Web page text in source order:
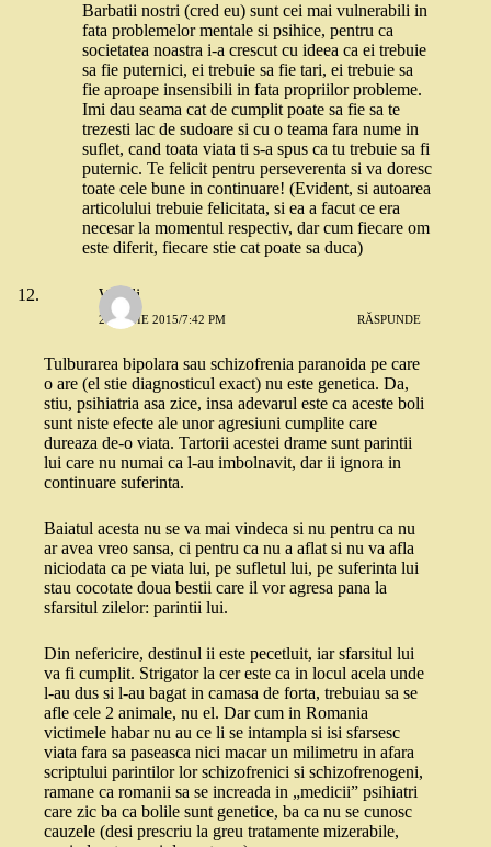
Barbatii nostri (cred eu) sunt cei mai vulnerabili in
fata problemelor mentale si psihice, pentru ca
societatea noastra i-a crescut cu ideea ca ei trebuie
sa fie puternici, ei trebuie sa fie tari, ei trebuie sa
fie aproape insensibili in fata propriilor probleme.
Imi dau seama cat de cumplit poate sa fie sa te
trezesti lac de sudoare si cu o teama fara nume in
suflet, cand toata viata ti s-a spus ca tu trebuie sa fi
puternic. Te felicit pentru perseverenta si va doresc
toate cele bune in continuare! (Evident, si autoarea
articolului trebuie felicitata, si ea a facut ce era
necesar la momentul respectiv, dar cum fiecare om
este diferit, fiecare stie cat poate sa duca)
Windi
28 IUNIE 2015/7:42 PM RĂSPUNDE
Tulburarea bipolara sau schizofrenia paranoida pe care
o are (el stie diagnosticul exact) nu este genetica. Da,
stiu, psihiatria asa zice, insa adevarul este ca aceste boli
sunt niste efecte ale unor agresiuni cumplite care
dureaza de-o viata. Tartorii acestei drame sunt parintii
lui care nu numai ca l-au imbolnavit, dar ii ignora in
continuare suferinta.
Baiatul acesta nu se va mai vindeca si nu pentru ca nu
ar avea vreo sansa, ci pentru ca nu a aflat si nu va afla
niciodata ca pe viata lui, pe sufletul lui, pe suferinta lui
stau cocotate doua bestii care il vor agresa pana la
sfarsitul zilelor: parintii lui.
Din nefericire, destinul ii este pecetluit, iar sfarsitul lui
va fi cumplit. Strigator la cer este ca in locul acela unde
l-au dus si l-au bagat in camasa de forta, trebuiau sa se
afle cele 2 animale, nu el. Dar cum in Romania
victimele habar nu au ce li se intampla si isi sfarsesc
viata fara sa paseasca nici macar un milimetru in afara
scriptului parintilor lor schizofrenici si schizofrenogeni,
ramane ca romanii sa se increada in „medicii” psihiatri
care zic ba ca bolile sunt genetice, ba ca nu se cunosc
cauzele (desi prescriu la greu tratamente mizerabile,